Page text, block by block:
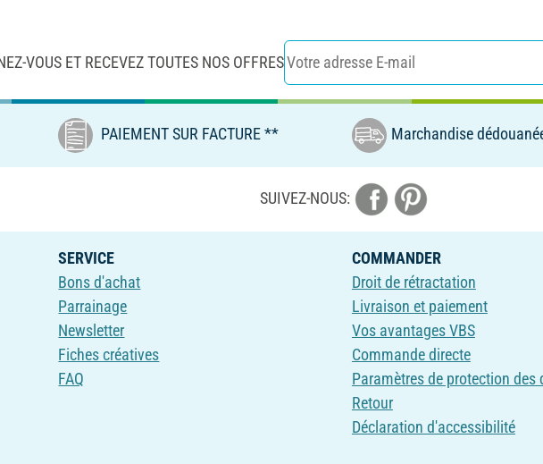
VOUS ET RECEVEZ TOUTES NOS OFFRES
PAIEMENT SUR FACTURE ** Marchandise
SUIVEZ-NOUS:
SERVICE
Bons d'achat
Parrainage
Newsletter
Fiches créatives
FAQ
COMMANDER
Droit de rétractation
Livraison et paiement
Vos avantages VBS
Commande directe
Paramètres de protection des
Retour
Déclaration d'accessibilité